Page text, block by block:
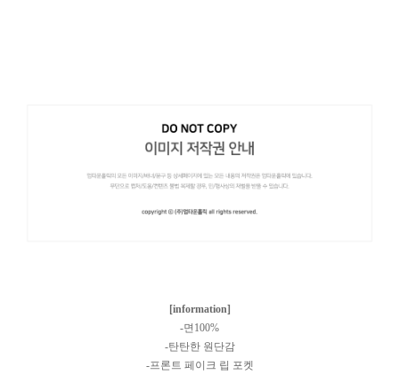
[information]
-면100%
-탄탄한 원단감
-프론트 페이크 립 포켓